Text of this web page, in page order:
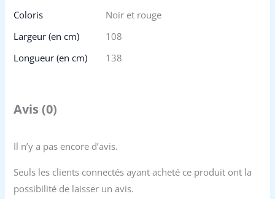
Coloris
Noir et rouge
Largeur (en cm)
108
Longueur (en cm)
138
Avis (0)
Il n’y a pas encore d’avis.
Seuls les clients connectés ayant acheté ce produit ont la
possibilité de laisser un avis.